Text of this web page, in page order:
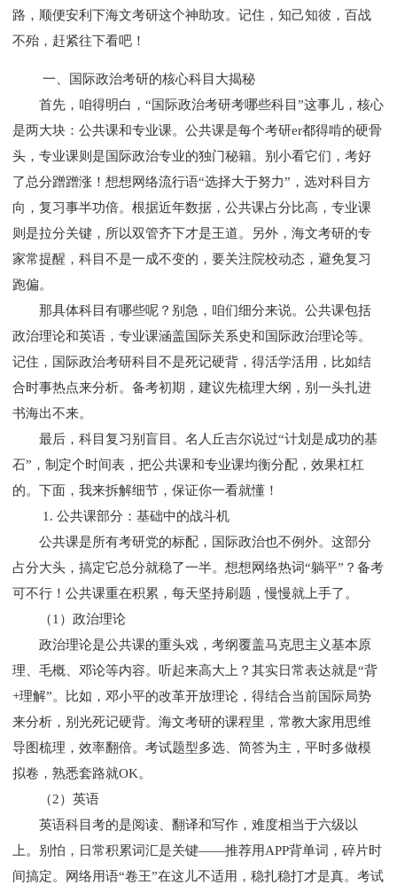
路，顺便安利下海文考研这个神助攻。记住，知己知彼，百战
不殆，赶紧往下看吧！
一、国际政治考研的核心科目大揭秘
首先，咱得明白，“国际政治考研考哪些科目”这事儿，核心
是两大块：公共课和专业课。公共课是每个考研er都得啃的硬骨
头，专业课则是国际政治专业的独门秘籍。别小看它们，考好
了总分蹭蹭涨！想想网络流行语“选择大于努力”，选对科目方
向，复习事半功倍。根据近年数据，公共课占分比高，专业课
则是拉分关键，所以双管齐下才是王道。另外，海文考研的专
家常提醒，科目不是一成不变的，要关注院校动态，避免复习
跑偏。
那具体科目有哪些呢？别急，咱们细分来说。公共课包括
政治理论和英语，专业课涵盖国际关系史和国际政治理论等。
记住，国际政治考研科目不是死记硬背，得活学活用，比如结
合时事热点来分析。备考初期，建议先梳理大纲，别一头扎进
书海出不来。
最后，科目复习别盲目。名人丘吉尔说过“计划是成功的基
石”，制定个时间表，把公共课和专业课均衡分配，效果杠杠
的。下面，我来拆解细节，保证你一看就懂！
1. 公共课部分：基础中的战斗机
公共课是所有考研党的标配，国际政治也不例外。这部分
占分大头，搞定它总分就稳了一半。想想网络热词“躺平”？备考
可不行！公共课重在积累，每天坚持刷题，慢慢就上手了。
（1）政治理论
政治理论是公共课的重头戏，考纲覆盖马克思主义基本原
理、毛概、邓论等内容。听起来高大上？其实日常表达就是“背
+理解”。比如，邓小平的改革开放理论，得结合当前国际局势
来分析，别光死记硬背。海文考研的课程里，常教大家用思维
导图梳理，效率翻倍。考试题型多选、简答为主，平时多做模
拟卷，熟悉套路就OK。
（2）英语
英语科目考的是阅读、翻译和写作，难度相当于六级以
上。别怕，日常积累词汇是关键——推荐用APP背单词，碎片时
间搞定。网络用语“卷王”在这儿不适用，稳扎稳打才是真。考试